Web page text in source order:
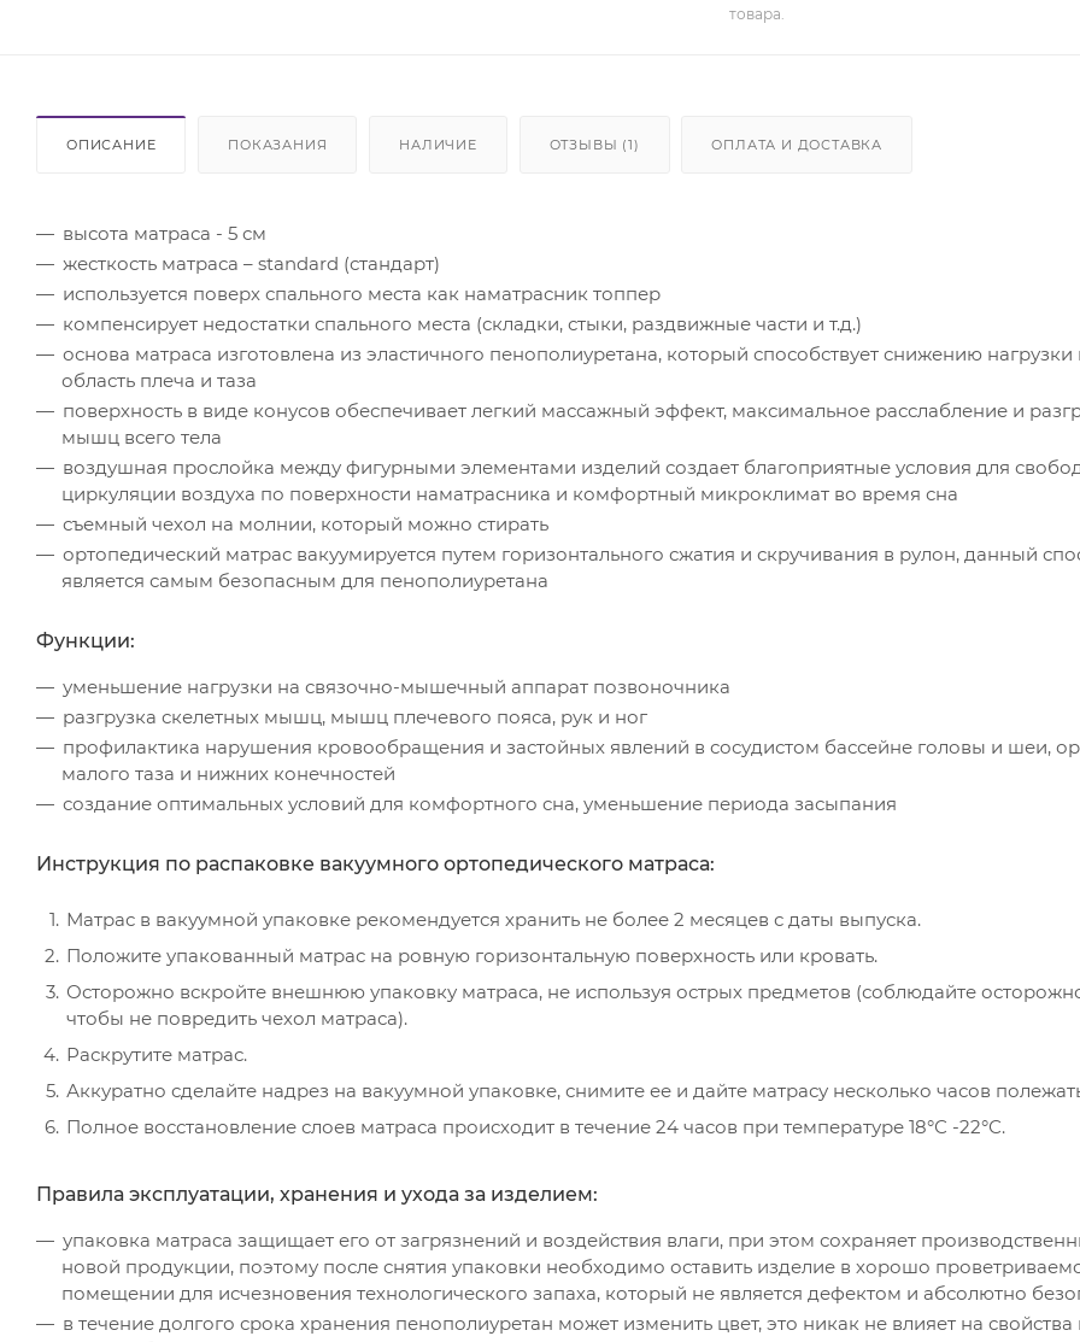
товара.
ОПИСАНИЕ ПОКАЗАНИЯ НАЛИЧИЕ ОТЗЫВЫ (1) ОПЛАТА И ДОСТАВКА
высота матраса - 5 см
жесткость матраса – standard (стандарт)
используется поверх спального места как наматрасник топпер
компенсирует недостатки спального места (складки, стыки, раздвижные части и т.д.)
основа матраса изготовлена из эластичного пенополиуретана, который способствует снижению нагрузки
область плеча и таза
поверхность в виде конусов обеспечивает легкий массажный эффект, максимальное расслабление и
мышц всего тела
воздушная прослойка между фигурными элементами изделий создает благоприятные условия для
циркуляции воздуха по поверхности наматрасника и комфортный микроклимат во время сна
съемный чехол на молнии, который можно стирать
ортопедический матрас вакуумируется путем горизонтального сжатия и скручивания в рулон, данный
является самым безопасным для пенополиуретана
Функции:
уменьшение нагрузки на связочно-мышечный аппарат позвоночника
разгрузка скелетных мышц, мышц плечевого пояса, рук и ног
профилактика нарушения кровообращения и застойных явлений в сосудистом бассейне головы и шеи,
малого таза и нижних конечностей
создание оптимальных условий для комфортного сна, уменьшение периода засыпания
Инструкция по распаковке вакуумного ортопедического матраса:
Матрас в вакуумной упаковке рекомендуется хранить не более 2 месяцев с даты выпуска.
Положите упакованный матрас на ровную горизонтальную поверхность или кровать.
Осторожно вскройте внешнюю упаковку матраса, не используя острых предметов (соблюдайте
чтобы не повредить чехол матраса).
Раскрутите матрас.
Аккуратно сделайте надрез на вакуумной упаковке, снимите ее и дайте матрасу несколько часов
Полное восстановление слоев матраса происходит в течение 24 часов при температуре 18°С -22°С.
Правила эксплуатации, хранения и ухода за изделием:
упаковка матраса защищает его от загрязнений и воздействия влаги, при этом сохраняет
новой продукции, поэтому после снятия упаковки необходимо оставить изделие в хорошо
помещении для исчезновения технологического запаха, который не является дефектом и абсолютно
в течение долгого срока хранения пенополиуретан может изменить цвет, это никак не влияет на